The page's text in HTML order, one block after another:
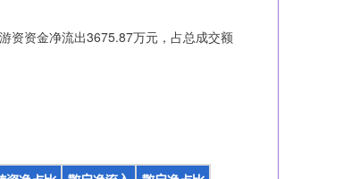
资资金净流出3675.87万元，占总成交额